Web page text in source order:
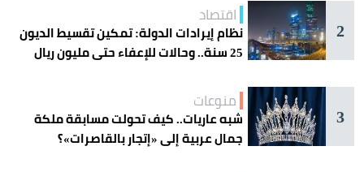
2
اقتصاد
نظام إيرادات الدولة: تمكين تقسيط الديون
25 سنة.. وحالات للإعفاء حتى مليون ريال
3
منوعات
شبه عاريات.. كيف تحولت مسابقة ملكة
جمال عربية إلى «إتجار بالقاصرات»؟